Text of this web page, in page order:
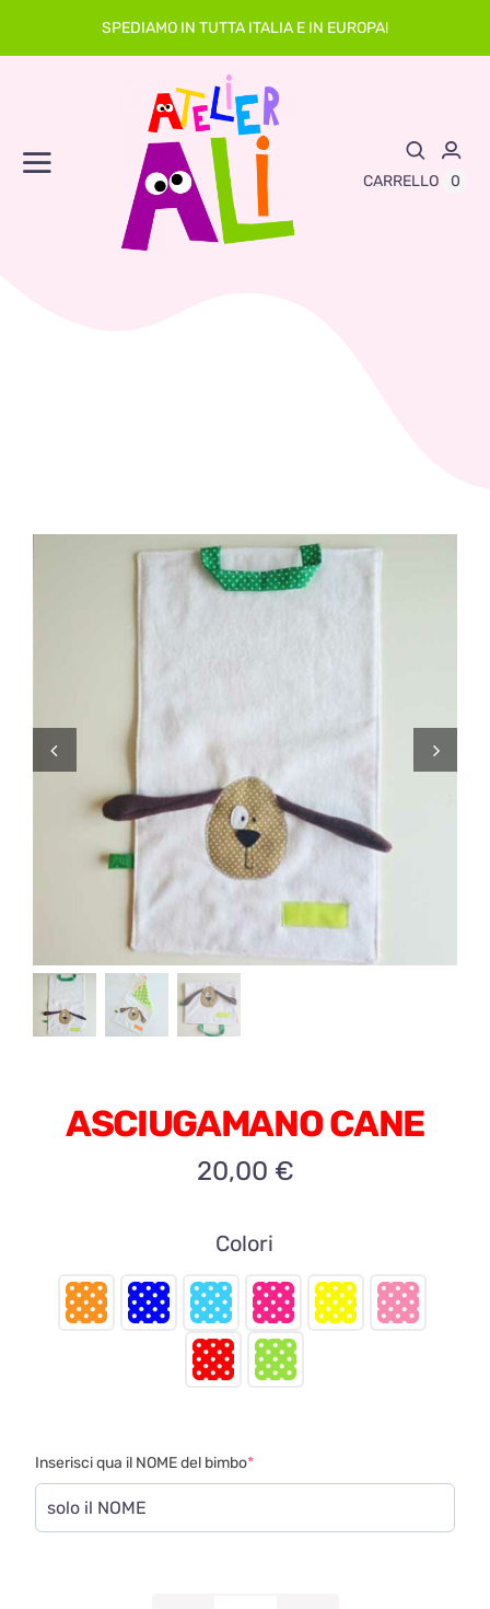
SPEDIAMO IN TUTTA ITALIA E IN EUROPA!
Toggle
Navigation Abbigliamento
Pupazzi
Eventi
Spedizioni
CARRELLO 0
ASCIUGAMANO CANE
20,00 €
Colori
Inserisci qua il NOME del bimbo*(required)